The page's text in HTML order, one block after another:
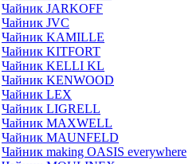
Чайник JARKOFF
Чайник JVC
Чайник KAMILLE
Чайник KITFORT
Чайник KELLI KL
Чайник KENWOOD
Чайник LEX
Чайник LIGRELL
Чайник MAXWELL
Чайник MAUNFELD
Чайник making OASIS everywhere